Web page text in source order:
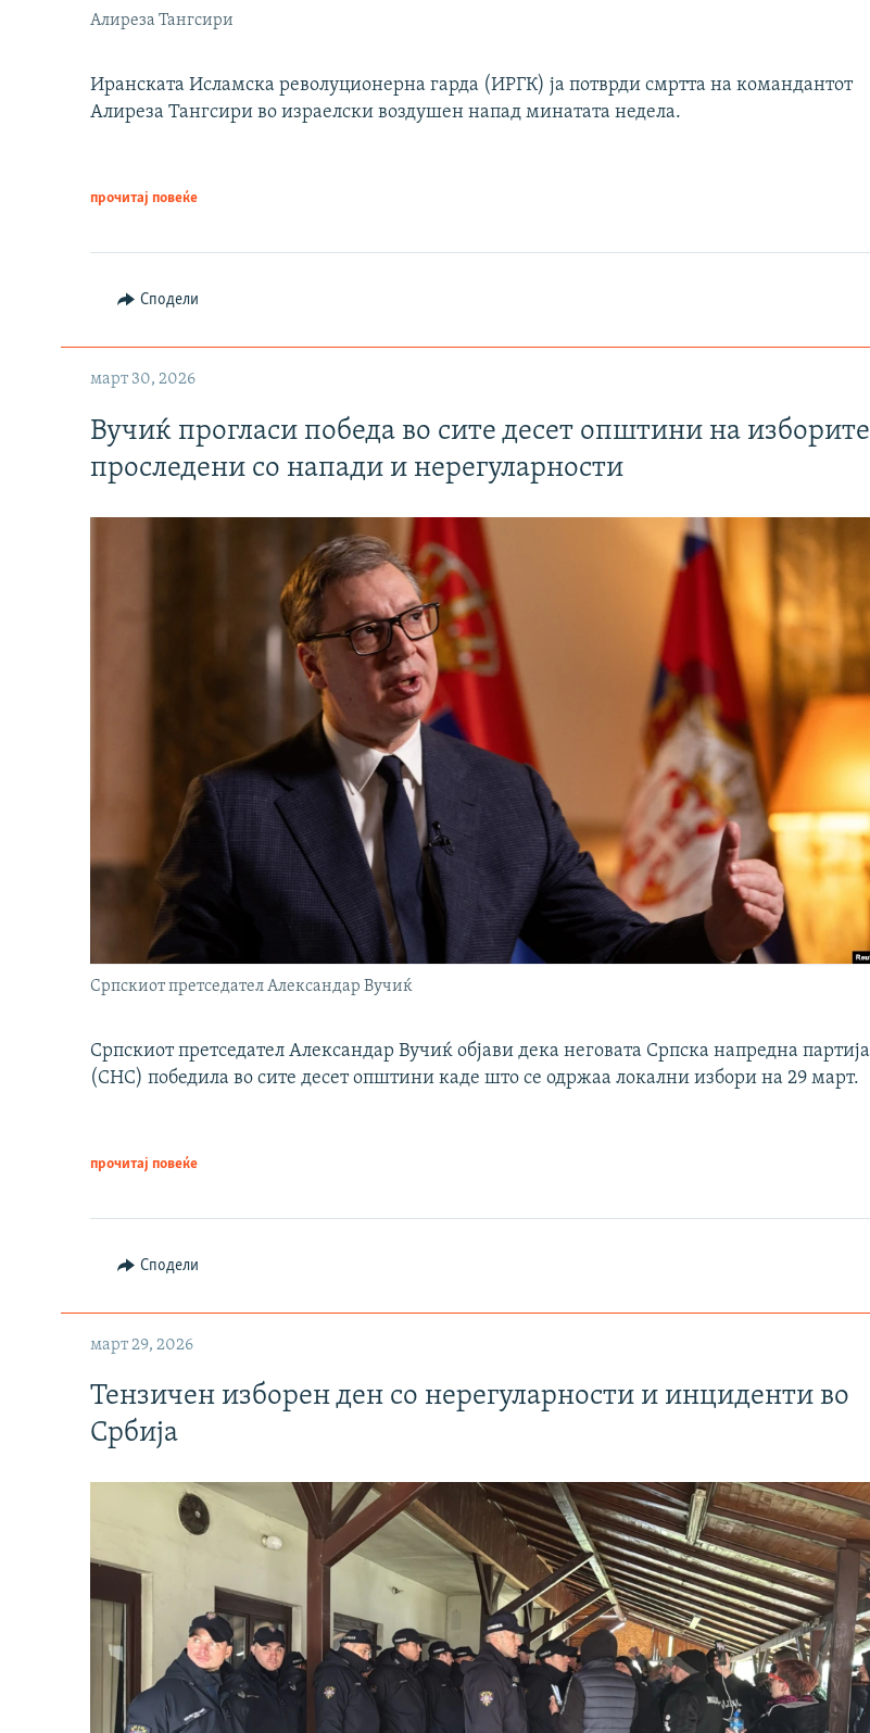
Алиреза Тангсири
Иранската Исламска револуционерна гарда (ИРГК) ја потврди смртта на командантот
Алиреза Тангсири во израелски воздушен напад минатата недела.
прочитај повеќе
Сподели
март 30, 2026
Вучиќ прогласи победа во сите десет општини на изборите
проследени со напади и нерегуларности
Српскиот претседател Александар Вучиќ
Српскиот претседател Александар Вучиќ објави дека неговата Српска напредна партија
(СНС) победила во сите десет општини каде што се одржаа локални избори на 29 март.
прочитај повеќе
Сподели
март 29, 2026
Тензичен изборен ден со нерегуларности и инциденти во
Србија